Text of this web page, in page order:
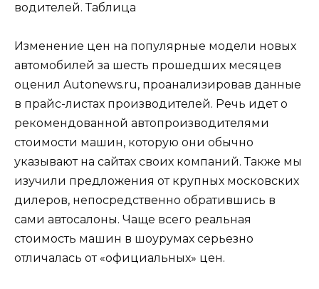
водителей. Таблица
Изменение цен на популярные модели новых
автомобилей за шесть прошедших месяцев
оценил Autonews.ru, проанализировав данные
в прайс-листах производителей. Речь идет о
рекомендованной автопроизводителями
стоимости машин, которую они обычно
указывают на сайтах своих компаний. Также мы
изучили предложения от крупных московских
дилеров, непосредственно обратившись в
сами автосалоны. Чаще всего реальная
стоимость машин в шоурумах серьезно
отличалась от «официальных» цен.